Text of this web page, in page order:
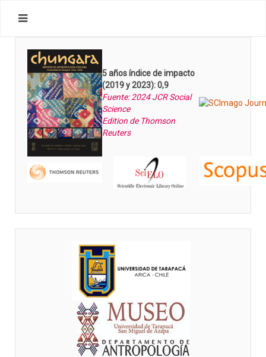
5 años índice de impacto
(2019 y 2023): 0,9
Fuente: 2024 JCR Social
Science
Edition de Thomson
Reuters